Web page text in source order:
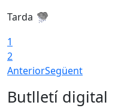
Tarda
1
2
AnteriorSegüent
Butlletí digital